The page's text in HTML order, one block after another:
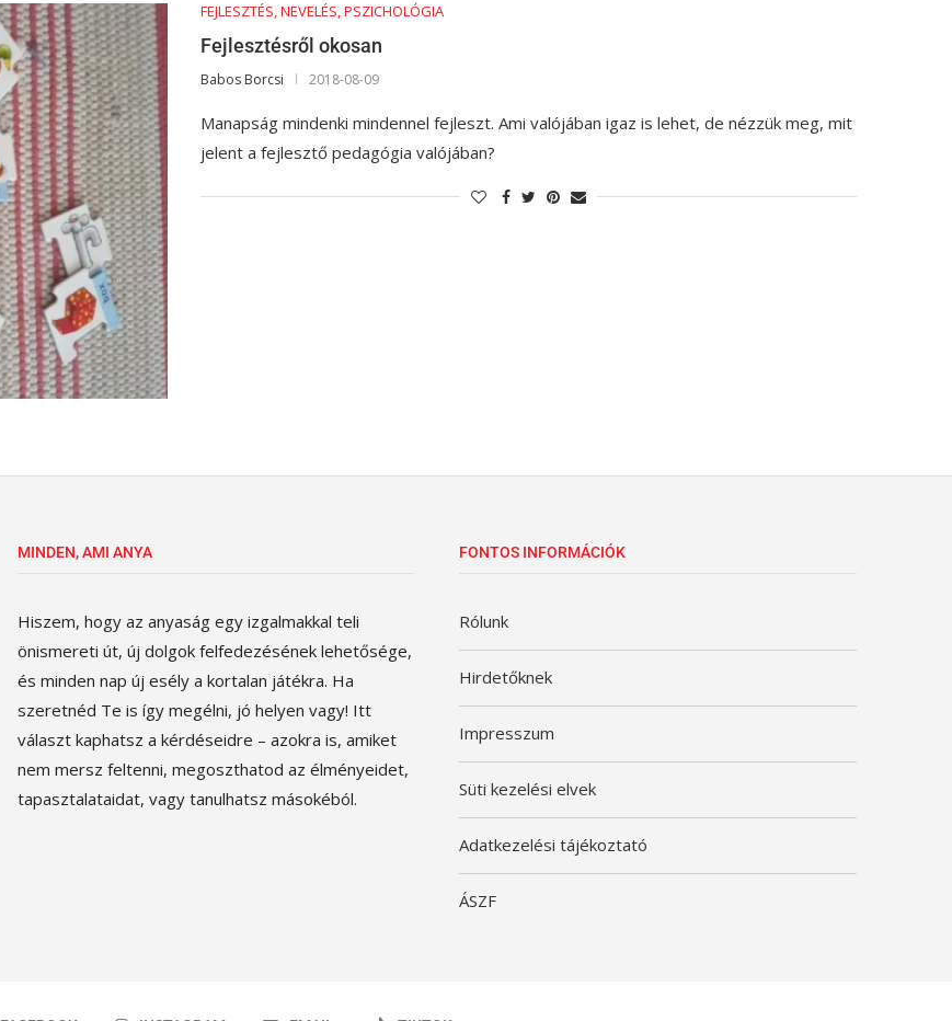
FEJLESZTÉS, NEVELÉS, PSZICHOLÓGIA
Fejlesztésről okosan
Babos Borcsi 2018-08-09
Manapság mindenki mindennel fejleszt. Ami valójában igaz is lehet, de nézzük meg, mit
jelent a fejlesztő pedagógia valójában?
MINDEN, AMI ANYA
Hiszem, hogy az anyaság egy izgalmakkal teli
önismereti út, új dolgok felfedezésének lehetősége,
és minden nap új esély a kortalan játékra. Ha
szeretnéd Te is így megélni, jó helyen vagy! Itt
választ kaphatsz a kérdéseidre – azokra is, amiket
nem mersz feltenni, megoszthatod az élményeidet,
tapasztalataidat, vagy tanulhatsz másokéból.
FONTOS INFORMÁCIÓK
Rólunk
Hirdetőknek
Impresszum
Süti kezelési elvek
Adatkezelési tájékoztató
ÁSZF